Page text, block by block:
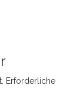
Erforderliche